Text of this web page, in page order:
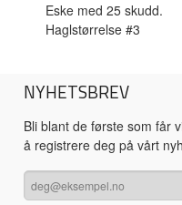
Eske med 25 skudd.
Haglstørrelse #3
NYHETSBREV
Bli blant de første som får
å registrere deg på vårt